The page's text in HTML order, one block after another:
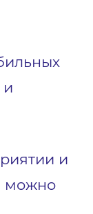
и
и
можно